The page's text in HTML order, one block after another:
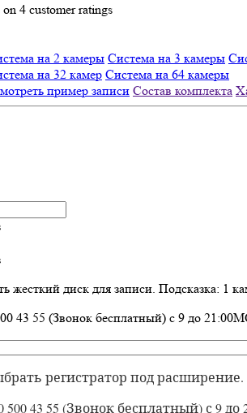
on 4 customer ratings
на 2 камеры Система на 3 камеры
на 32 камер Система на 64 камеры
пример записи Состав комплекта
жесткий диск для записи. Подсказка: 1
43 55 (Звонок бесплатный) с 9 до
регистратор под расширение.
500 43 55 (Звонок бесплатный) с 9